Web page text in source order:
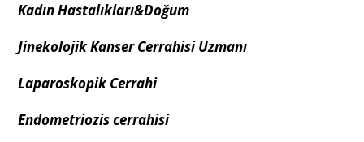
Kadın Hastalıkları&Doğum
Jinekolojik Kanser Cerrahisi Uzmanı
Laparoskopik Cerrahi
Endometriozis cerrahisi